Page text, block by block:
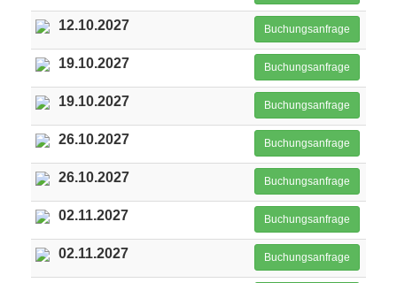
12.10.2027 Buchungsanfrage
19.10.2027 Buchungsanfrage
19.10.2027 Buchungsanfrage
26.10.2027 Buchungsanfrage
26.10.2027 Buchungsanfrage
02.11.2027 Buchungsanfrage
02.11.2027 Buchungsanfrage